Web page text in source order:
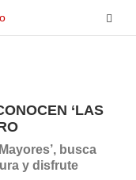
‘LAS
busca
y disfrute